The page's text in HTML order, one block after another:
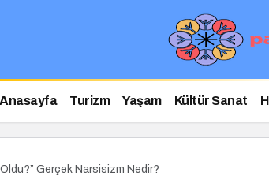
Anasayfa Turizm Yaşam Kültür Sanat
Gerçek Narsisizm Nedir?